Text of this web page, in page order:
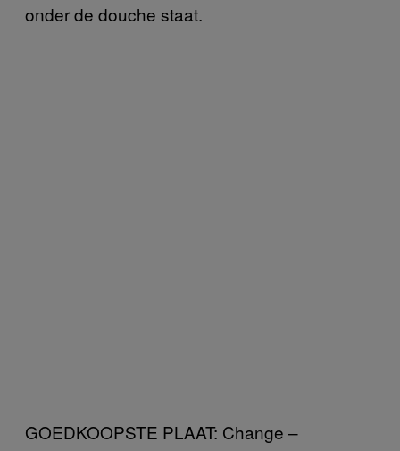
onder de douche staat.
GOEDKOOPSTE PLAAT: Change –